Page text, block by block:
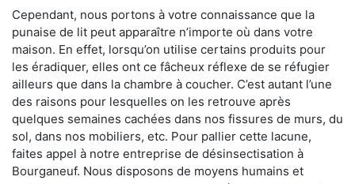
Cependant, nous portons à votre connaissance que la
punaise de lit peut apparaître n’importe où dans votre
maison. En effet, lorsqu’on utilise certains produits pour
les éradiquer, elles ont ce fâcheux réflexe de se réfugier
ailleurs que dans la chambre à coucher. C’est autant l’une
des raisons pour lesquelles on les retrouve après
quelques semaines cachées dans nos fissures de murs, du
sol, dans nos mobiliers, etc. Pour pallier cette lacune,
faites appel à notre entreprise de désinsectisation à
Bourganeuf. Nous disposons de moyens humains et